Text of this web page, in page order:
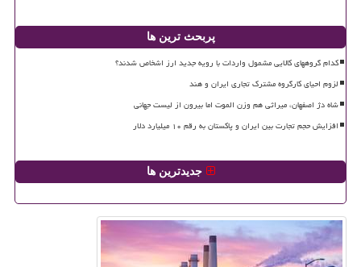
پربحث ترین ها
کدام گروههای کالایی مشمول واردات با رویه جدید ارز اشخاص شدند؟
لزوم احیای کارگروه مشترک تجاری ایران و هند
شاه دژ اصفهان، میراثی هم وزن الموت اما بیرون از لیست جهانی
افزایش حجم تجارت بین ایران و پاکستان به رقم ۱۰ میلیارد دلار
جدیدترین ها